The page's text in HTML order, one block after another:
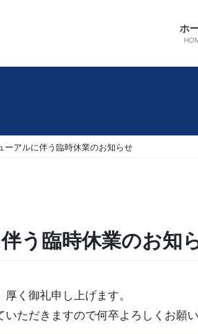
ホ
ーアルに伴う臨時休業のお知らせ
う臨時休業のお知
く御礼申し上げます。
ただきますので何卒よろしくお願い